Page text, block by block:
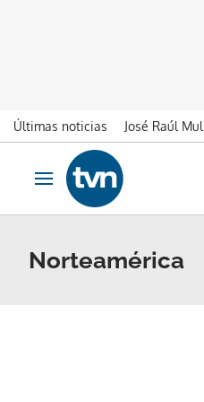
Últimas noticias José Raúl
Ir al contenido
Obrir navegació
Norteamérica